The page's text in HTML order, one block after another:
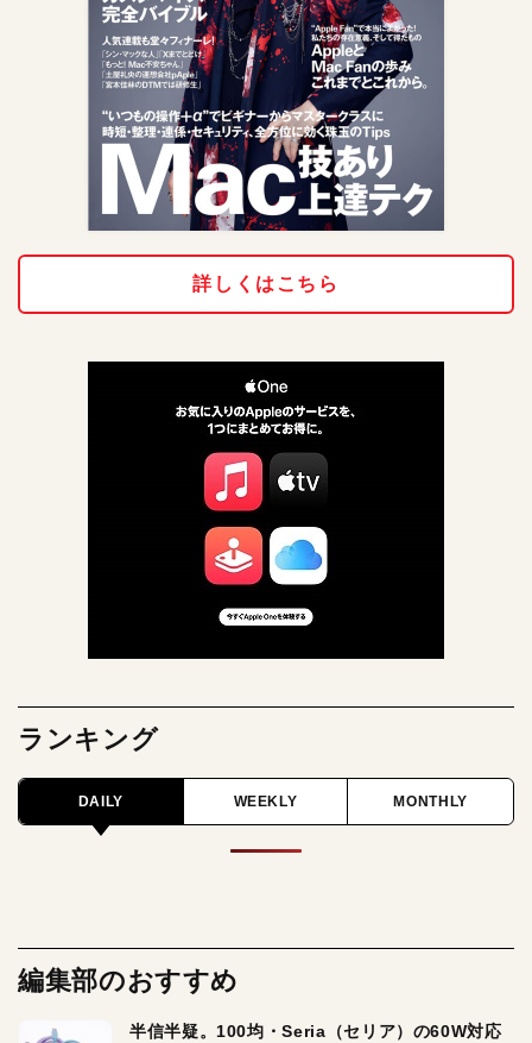
詳しくはこちら
ランキング
DAILY WEEKLY MONTHLY
編集部のおすすめ
半信半疑。100均・Seria（セリア）の60W対応